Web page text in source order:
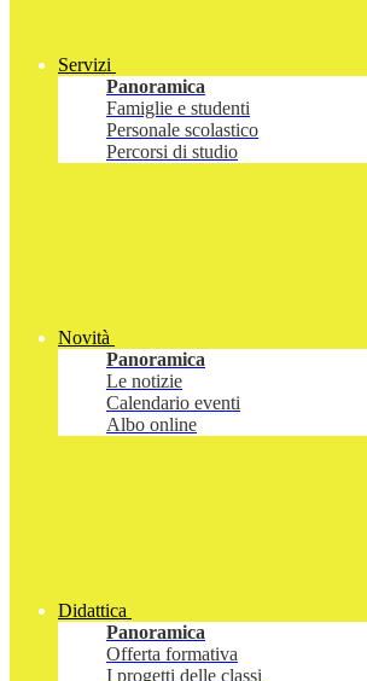
Servizi
Panoramica
Famiglie e studenti
Personale scolastico
Percorsi di studio
Novità
Panoramica
Le notizie
Calendario eventi
Albo online
Didattica
Panoramica
Offerta formativa
I progetti delle classi